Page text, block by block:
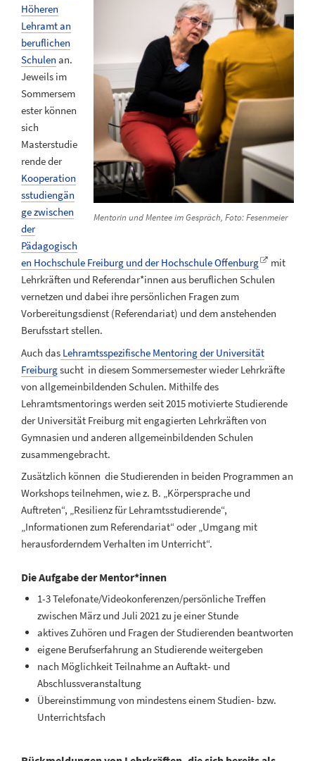
Mentorin und Mentee im Gespräch, Foto: Fesenmeier
Höheren
Lehramt an
beruflichen
Schulen an.
Jeweils im
Sommersem
ester können
sich
Masterstudie
rende der
Kooperation
sstudiengän
ge zwischen
der
Pädagogisch
en Hochschule Freiburg und der Hochschule Offenburg
mit
Lehrkräften und Referendar*innen aus beruflichen Schulen
vernetzen und dabei ihre persönlichen Fragen zum
Vorbereitungsdienst (Referendariat) und dem anstehenden
Berufsstart stellen.
Auch das Lehramtsspezifische Mentoring der Universität
Freiburgsucht in diesem Sommersemester wieder Lehrkräfte
von allgemeinbildenden Schulen. Mithilfe des
Lehramtsmentorings werden seit 2015 motivierte Studierende
der Universität Freiburg mit engagierten Lehrkräften von
Gymnasien und anderen allgemeinbildenden Schulen
zusammengebracht.
Zusätzlich können die Studierenden in beiden Programmen an
Workshops teilnehmen, wie z. B. „Körpersprache und
Auftreten“, „Resilienz für Lehramtsstudierende“,
„Informationen zum Referendariat“ oder „Umgang mit
herausforderndem Verhalten im Unterricht“.
Die Aufgabe der Mentor*innen
1-3 Telefonate/Videokonferenzen/persönliche Treffen
zwischen März und Juli 2021 zu je einer Stunde
aktives Zuhören und Fragen der Studierenden beantworten
eigene Berufserfahrung an Studierende weitergeben
nach Möglichkeit Teilnahme an Auftakt- und
Abschlussveranstaltung
Übereinstimmung von mindestens einem Studien- bzw.
Unterrichtsfach